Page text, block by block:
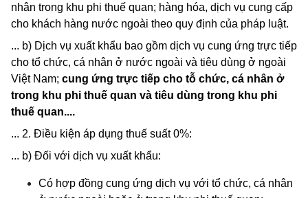
nhân trong khu phi thuế quan; hàng hóa, dịch vụ cung cấp
cho khách hàng nước ngoài theo quy định của pháp luật.
... b) Dịch vụ xuất khẩu bao gồm dịch vụ cung ứng trực tiếp
cho tổ chức, cá nhân ở nước ngoài và tiêu dùng ở ngoài
Việt Nam; cung ứng trực tiếp cho tỗ chức, cá nhân ở
trong khu phi thuế quan và tiêu dùng trong khu phi
thuế quan....
... 2. Điều kiện áp dụng thuế suất 0%:
... b) Đối với dịch vụ xuất khẩu:
Có hợp đồng cung ứng dịch vụ với tổ chức, cá nhân